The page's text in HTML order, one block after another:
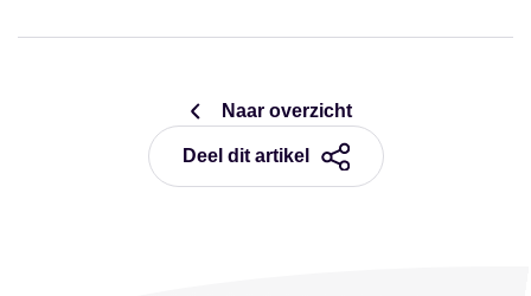
Naar overzicht
Deel dit artikel